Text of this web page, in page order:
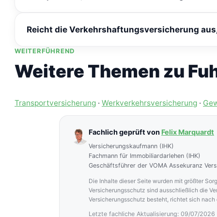
Warenwert, und die Verkehrshaftungsversicherung
Reicht die Verkehrshaftungsversicherung
Nicht immer – da die Haftung der Höhe nach
Transportversicherung aus Sicht des Warenbesitzers
WEITERFÜHREND
Weitere Themen zu
Transportversicherung · Werkverkehrsversicherung ·
Fachlich geprüft von Felix Marquardt
Versicherungskaufmann (IHK)
Fachmann für Immobiliardarlehen (IHK)
Geschäftsführer der VOMA Assekuranz
Die Inhalte dieser Seite wurden mit größter
Versicherungsschutz sind ausschließlich die
Versicherungsschutz besteht, richtet sich
Letzte fachliche Aktualisierung: 09/07/2026